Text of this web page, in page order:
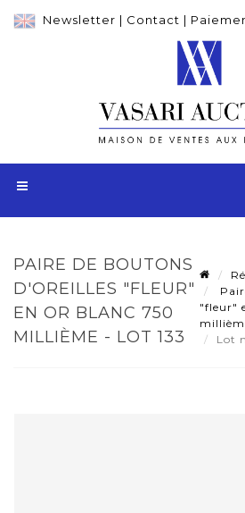
Newsletter | Contact |
PAIRE DE BOUTONS
D'OREILLES "FLEUR"
EN OR BLANC 750
MILLIÈME - LOT 133
"fleur"
Lot